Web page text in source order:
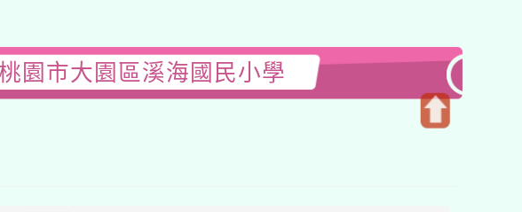
園市大園區溪海國民小學